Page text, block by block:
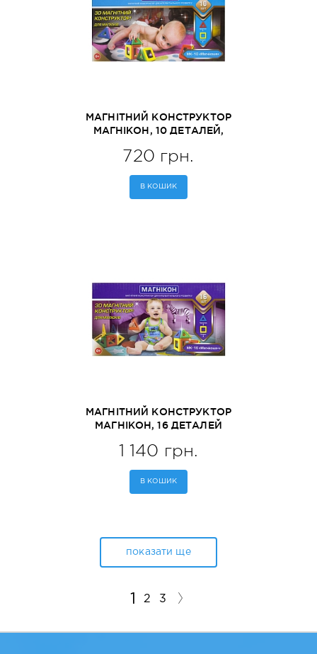
МАГНІТНИЙ КОНСТРУКТОР
МАГНІКОН, 10 ДЕТАЛЕЙ,
720 грн.
В КОШИК
МАГНІТНИЙ КОНСТРУКТОР
МАГНІКОН, 16 ДЕТАЛЕЙ
1 140 грн.
В КОШИК
показати ще
1 2 3